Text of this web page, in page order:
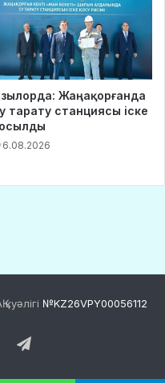
№KZ26VPY00056112
Twitter